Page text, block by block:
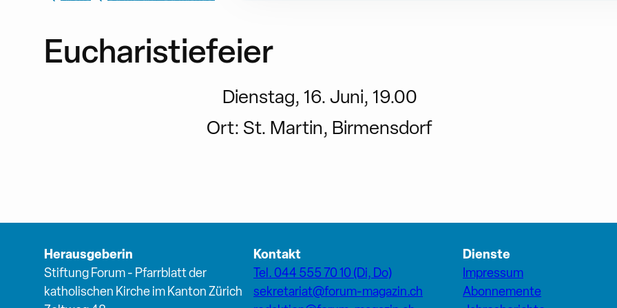
Eucharistiefeier
Dienstag, 16. Juni, 19.00
Ort: St. Martin, Birmensdorf
Herausgeberin
Stiftung Forum - Pfarrblatt der
katholischen Kirche im Kanton Zürich
Kontakt
Tel. 044 555 70 10 (Di, Do)
sekretariat@forum-magazin.ch
Dienste
Impressum
Abonnemente